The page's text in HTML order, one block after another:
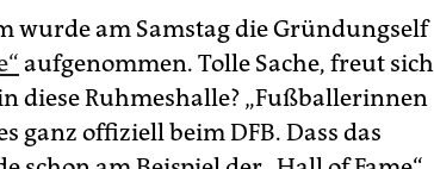
wurde am Samstag die Gründungself
aufgenommen. Tolle Sache, freut sich
diese Ruhmeshalle? „Fußballerinnen
ganz offiziell beim DFB. Dass das